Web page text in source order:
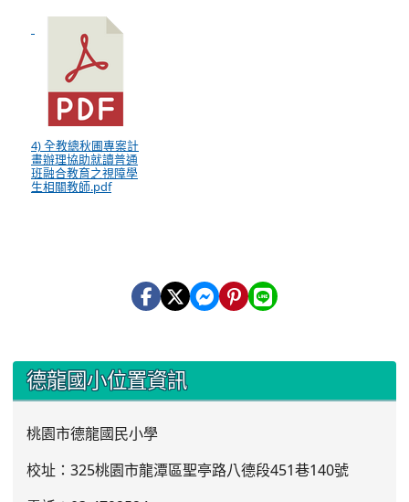
4) 全教總秋圃專案計
畫辦理協助就讀普通
班融合教育之視障學
生相關教師.pdf
::: 德龍國小位置資訊
桃園市德龍國民小學
校址：325桃園市龍潭區聖亭路八德段451巷140號